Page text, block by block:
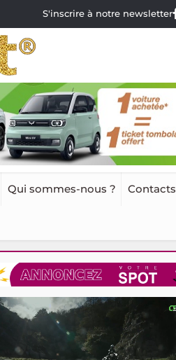
S'inscrire à notre newsletter
Qui sommes-nous ? Contacts